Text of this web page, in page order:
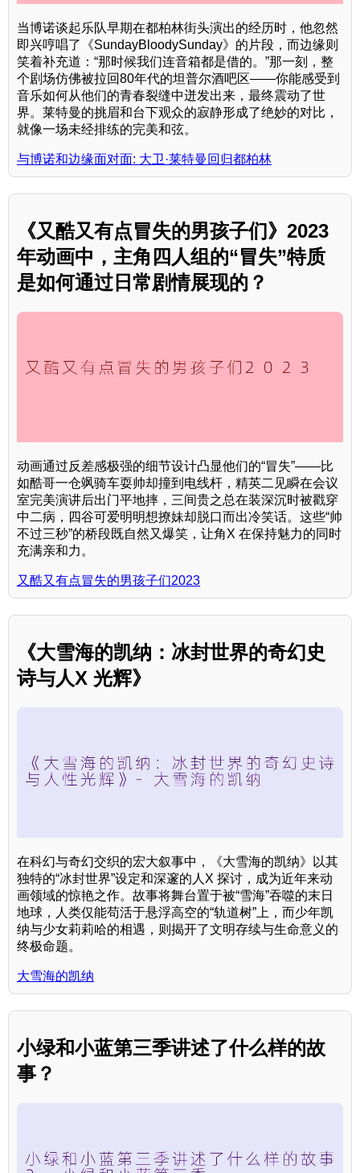
当博诺谈起乐队早期在都柏林街头演出的经历时，他忽然
即兴哼唱了《SundayBloodySunday》的片段，而边缘则
笑着补充道：“那时候我们连音箱都是借的。”那一刻，整
个剧场仿佛被拉回80年代的坦普尔酒吧区——你能感受到
音乐如何从他们的青春裂缝中迸发出来，最终震动了世
界。莱特曼的挑眉和台下观众的寂静形成了绝妙的对比，
就像一场未经排练的完美和弦。
与博诺和边缘面对面: 大卫·莱特曼回归都柏林
《又酷又有点冒失的男孩子们》2023
年动画中，主角四人组的“冒失”特质
是如何通过日常剧情展现的？
动画通过反差感极强的细节设计凸显他们的“冒失”——比
如酷哥一仓飒骑车耍帅却撞到电线杆，精英二见瞬在会议
室完美演讲后出门平地摔，三间贵之总在装深沉时被戳穿
中二病，四谷可爱明明想撩妹却脱口而出冷笑话。这些“帅
不过三秒”的桥段既自然又爆笑，让角X 在保持魅力的同时
充满亲和力。
又酷又有点冒失的男孩子们2023
《大雪海的凯纳：冰封世界的奇幻史
诗与人X 光辉》
在科幻与奇幻交织的宏大叙事中，《大雪海的凯纳》以其
独特的“冰封世界”设定和深邃的人X 探讨，成为近年来动
画领域的惊艳之作。故事将舞台置于被“雪海”吞噬的末日
地球，人类仅能苟活于悬浮高空的“轨道树”上，而少年凯
纳与少女莉莉哈的相遇，则揭开了文明存续与生命意义的
终极命题。
大雪海的凯纳
小绿和小蓝第三季讲述了什么样的故
事？